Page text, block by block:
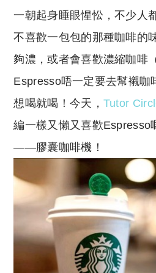
一朝起身睡眼惺忪，不少人
不喜歡一包包的那種咖啡的
夠濃，或者會喜歡濃縮咖啡
Espresso唔一定要去幫襯咖
想喝就喝！今天， Tutor
編一樣又懶又喜歡Espresso
——膠囊咖啡機！